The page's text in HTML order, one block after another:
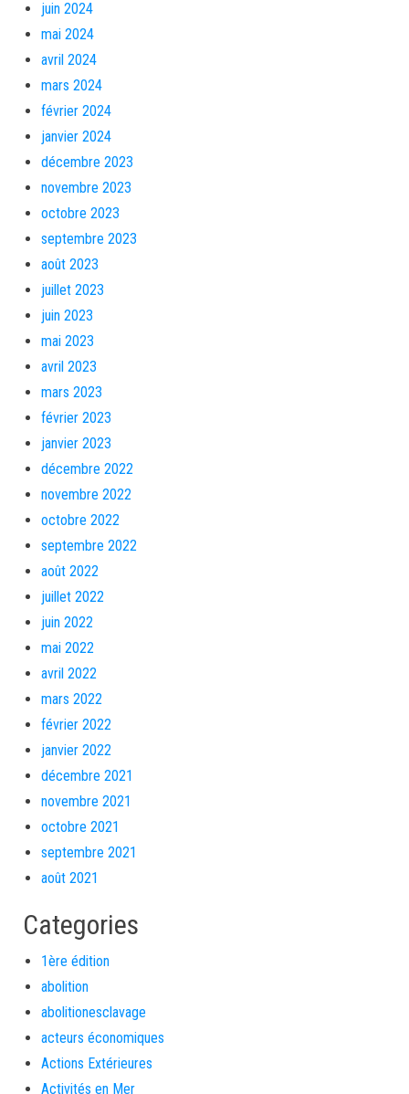
juin 2024
mai 2024
avril 2024
mars 2024
février 2024
janvier 2024
décembre 2023
novembre 2023
octobre 2023
septembre 2023
août 2023
juillet 2023
juin 2023
mai 2023
avril 2023
mars 2023
février 2023
janvier 2023
décembre 2022
novembre 2022
octobre 2022
septembre 2022
août 2022
juillet 2022
juin 2022
mai 2022
avril 2022
mars 2022
février 2022
janvier 2022
décembre 2021
novembre 2021
octobre 2021
septembre 2021
août 2021
Categories
1ère édition
abolition
abolitionesclavage
acteurs économiques
Actions Extérieures
Activités en Mer